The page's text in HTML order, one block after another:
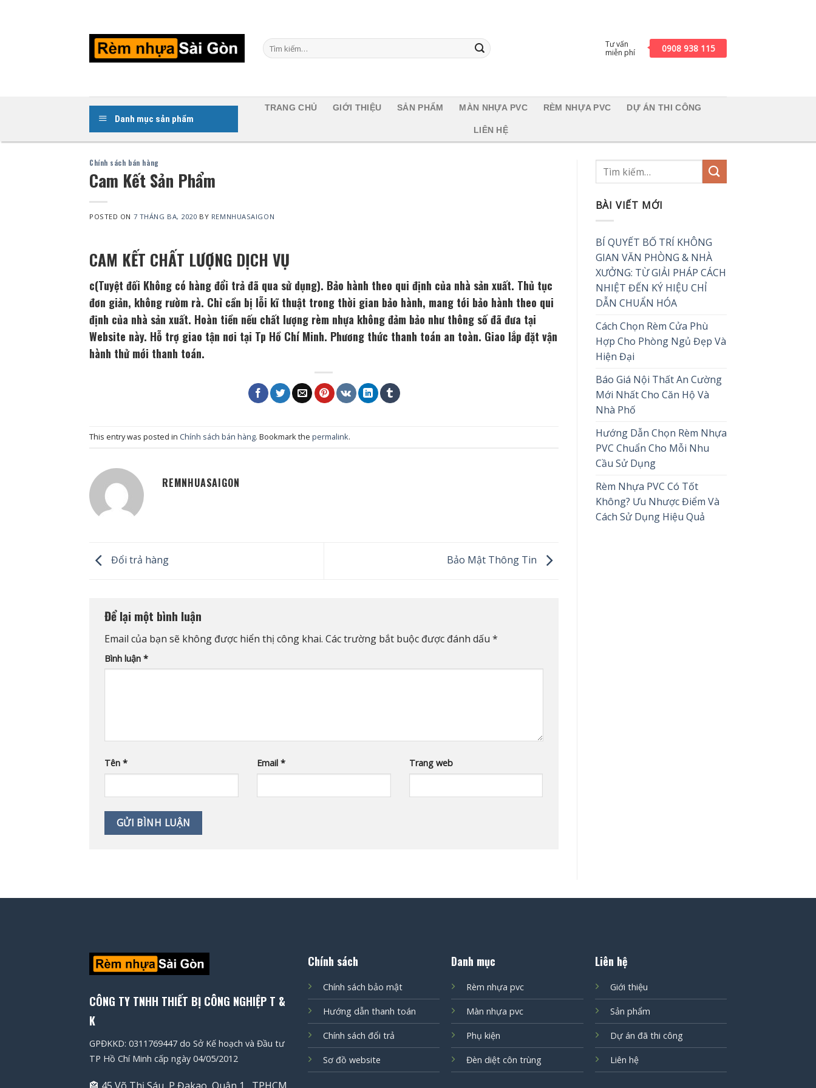
Tìm
kiếm:
Tư vấn
miễn phí
0908 938 115
Danh mục sản phẩm
TRANG CHỦ GIỚI THIỆU SẢN PHẨM MÀN NHỰA PVC RÈM NHỰA PVC DỰ ÁN THI CÔNG
LIÊN HỆ
Chính sách bán hàng
Cam Kết Sản Phẩm
POSTED ON 7 THÁNG BA, 2020 BY REMNHUASAIGON
CAM KẾT CHẤT LƯỢNG DỊCH VỤ
c(Tuyệt đối Không có hàng đổi trả đã qua sử dụng). Bảo hành theo qui định của nhà sản xuất. Thủ tục
đơn giản, không rườm rà. Chỉ cần bị lỗi kĩ thuật trong thời gian bảo hành, mang tới bảo hành theo qui
định của nhà sản xuất. Hoàn tiền nếu chất lượng rèm nhựa không đảm bảo như thông số đã đưa tại
Website này. Hỗ trợ giao tận nơi tại Tp Hồ Chí Minh. Phương thức thanh toán an toàn. Giao lắp đặt vận
hành thử mới thanh toán.
This entry was posted in Chính sách bán hàng. Bookmark the permalink.
REMNHUASAIGON
Đổi trả hàng Bảo Mật Thông Tin
Để lại một bình luận
Email của bạn sẽ không được hiển thị công khai. Các trường bắt buộc được đánh dấu *
Bình luận *
Tên * Email * Trang web
BÀI VIẾT MỚI
BÍ QUYẾT BỐ TRÍ KHÔNG
GIAN VĂN PHÒNG & NHÀ
XƯỞNG: TỪ GIẢI PHÁP CÁCH
NHIỆT ĐẾN KÝ HIỆU CHỈ
DẪN CHUẨN HÓA
Cách Chọn Rèm Cửa Phù
Hợp Cho Phòng Ngủ Đẹp Và
Hiện Đại
Báo Giá Nội Thất An Cường
Mới Nhất Cho Căn Hộ Và
Nhà Phố
Hướng Dẫn Chọn Rèm Nhựa
PVC Chuẩn Cho Mỗi Nhu
Cầu Sử Dụng
Rèm Nhựa PVC Có Tốt
Không? Ưu Nhược Điểm Và
Cách Sử Dụng Hiệu Quả
CÔNG TY TNHH THIẾT BỊ CÔNG NGHIỆP T &
K
GPĐKKD: 0311769447 do Sở Kế hoạch và Đầu tư
TP Hồ Chí Minh cấp ngày 04/05/2012
Chính sách
Chính sách bảo mật
Hướng dẫn thanh toán
Chính sách đổi trả
Sơ đồ website
Danh mục
Rèm nhựa pvc
Màn nhựa pvc
Phụ kiện
Đèn diệt côn trùng
Liên hệ
Giới thiệu
Sản phẩm
Dự án đã thi công
Liên hệ